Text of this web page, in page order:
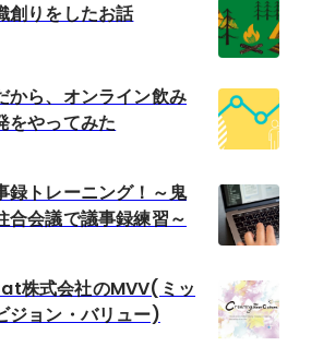
創りをしたお話
から、オンライン飲み
をやってみた
録トレーニング！～鬼
合会議で議事録練習～
株式会社のMVV(ミッ
ジョン・バリュー)